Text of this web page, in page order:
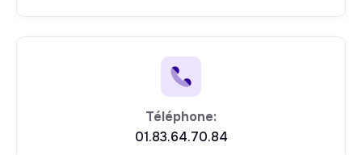
Téléphone:
01.83.64.70.84